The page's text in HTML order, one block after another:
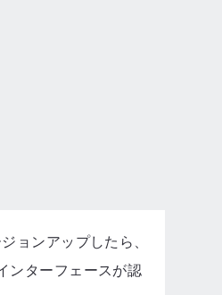
ョンアップしたら、
ンターフェースが認